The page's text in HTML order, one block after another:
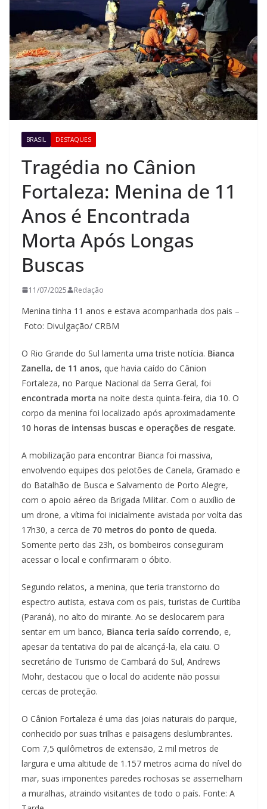
BRASIL DESTAQUES
Tragédia no Cânion
Fortaleza: Menina de 11
Anos é Encontrada
Morta Após Longas
Buscas
11/07/2025 Redação
Menina tinha 11 anos e estava acompanhada dos pais –
Foto: Divulgação/ CRBM
O Rio Grande do Sul lamenta uma triste notícia. Bianca
Zanella, de 11 anos, que havia caído do Cânion
Fortaleza, no Parque Nacional da Serra Geral, foi
encontrada morta na noite desta quinta-feira, dia 10. O
corpo da menina foi localizado após aproximadamente
10 horas de intensas buscas e operações de resgate.
A mobilização para encontrar Bianca foi massiva,
envolvendo equipes dos pelotões de Canela, Gramado e
do Batalhão de Busca e Salvamento de Porto Alegre,
com o apoio aéreo da Brigada Militar. Com o auxílio de
um drone, a vítima foi inicialmente avistada por volta das
17h30, a cerca de 70 metros do ponto de queda.
Somente perto das 23h, os bombeiros conseguiram
acessar o local e confirmaram o óbito.
Segundo relatos, a menina, que teria transtorno do
espectro autista, estava com os pais, turistas de Curitiba
(Paraná), no alto do mirante. Ao se deslocarem para
sentar em um banco, Bianca teria saído correndo, e,
apesar da tentativa do pai de alcançá-la, ela caiu. O
secretário de Turismo de Cambará do Sul, Andrews
Mohr, destacou que o local do acidente não possui
cercas de proteção.
O Cânion Fortaleza é uma das joias naturais do parque,
conhecido por suas trilhas e paisagens deslumbrantes.
Com 7,5 quilômetros de extensão, 2 mil metros de
largura e uma altitude de 1.157 metros acima do nível do
mar, suas imponentes paredes rochosas se assemelham
a muralhas, atraindo visitantes de todo o país. Fonte: A